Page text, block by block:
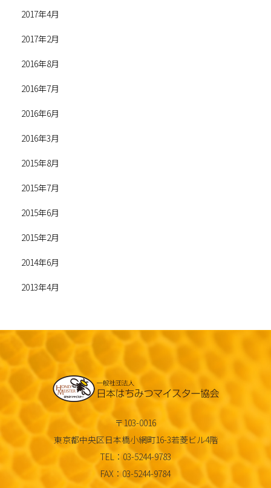
2017年4月
2017年2月
2016年8月
2016年7月
2016年6月
2016年3月
2015年8月
2015年7月
2015年6月
2015年2月
2014年6月
2013年4月
〒103-0016
東京都中央区日本橋小網町16-3若菱ビル4階
TEL：03-5244-9783
FAX：03-5244-9784